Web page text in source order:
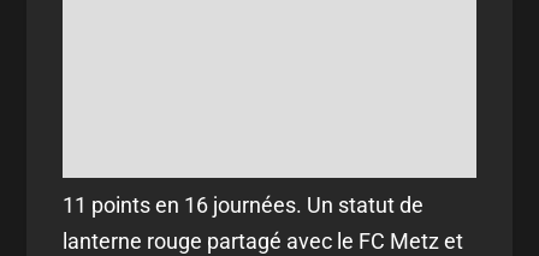
11 points en 16 journées. Un statut de
lanterne rouge partagé avec le FC Metz et